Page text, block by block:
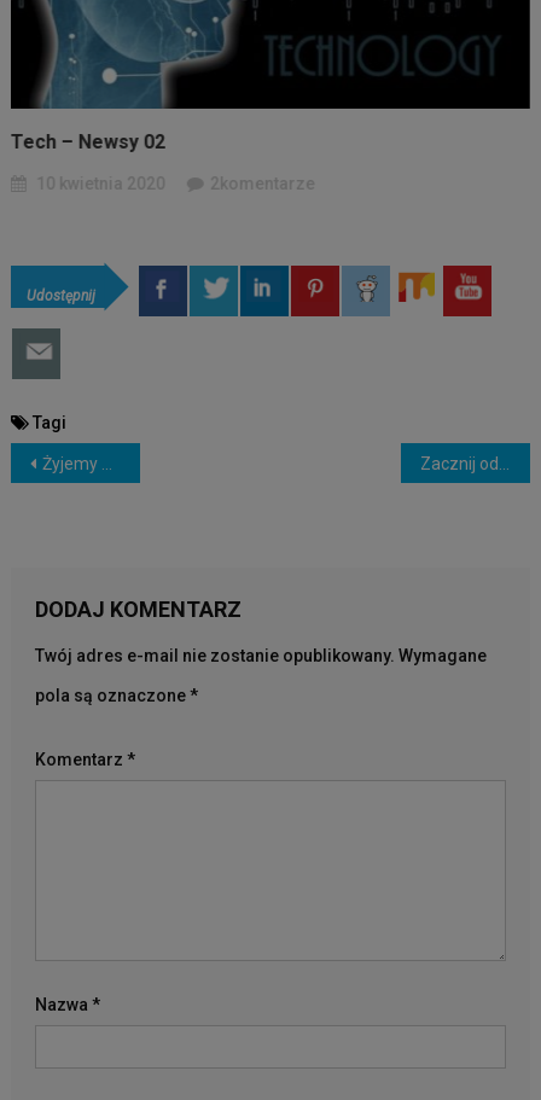
Tech – Newsy 02
10 kwietnia 2020 2komentarze
Udostępnij
Tagi
NAWIGACJA
WPISU
Żyjemy w jednoliniowej rzeczywistości, dlatego ta rzeczywistość nie jest prawdziwa
DODAJ KOMENTARZ
Twój adres e-mail nie zostanie opublikowany. Wymagane
pola są oznaczone*
Komentarz *
Nazwa *